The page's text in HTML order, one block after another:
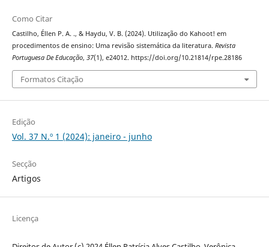
Como Citar
Castilho, Éllen P. A. ., & Haydu, V. B. (2024). Utilização do Kahoot! em
procedimentos de ensino: Uma revisão sistemática da literatura. Revista
Portuguesa De Educação, 37(1), e24012. https://doi.org/10.21814/rpe.28186
Formatos Citação
Edição
Vol. 37 N.º 1 (2024): janeiro - junho
Secção
Artigos
Licença